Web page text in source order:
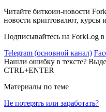
Читайте биткоин-новости
новости криптовалют, курсы
Подписывайтесь на ForkLog в
Telegram (основной канал)
Нашли ошибку в тексте?
CTRL+ENTER
Материалы по теме
Не потерять или заработать?